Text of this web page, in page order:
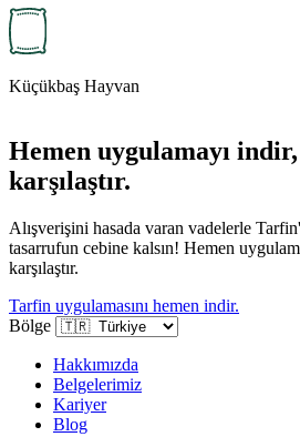
Küçükbaş Hayvan
Hemen uygulamayı
karşılaştır.
Alışverişini hasada varan vadelerle
tasarrufun cebine kalsın! Hemen
karşılaştır.
Tarfin uygulamasını hemen indir.
Bölge
Hakkımızda
Belgelerimiz
Kariyer
Blog